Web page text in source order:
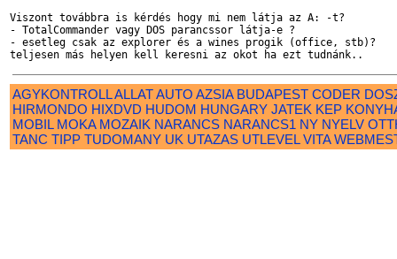
Viszont továbbra is kérdés hogy mi nem látja az A: -t?
- TotalCommander vagy DOS parancssor látja-e ?
- esetleg csak az explorer és a wines progik (office, stb)?
AGYKONTROLLALLATAUTO AZSIA BUDAPEST CODER
HIRMONDO HIXDVD HUDOM HUNGARY JATEK KEP
MOBIL MOKA MOZAIK NARANCS NARANCS1 NY NYELV
TANC TIPP TUDOMANY UK UTAZAS UTLEVEL VITA